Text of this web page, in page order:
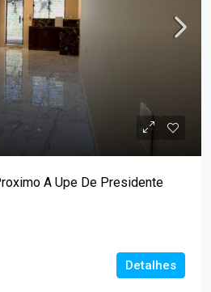
A Upe De Presidente
Detalhes